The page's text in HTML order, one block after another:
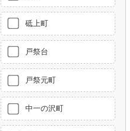
砥上町
戸祭台
戸祭元町
中一の沢町